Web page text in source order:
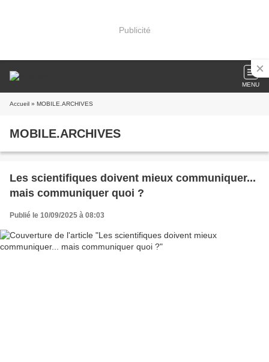
Publicité
MENU
Accueil » MOBILE.ARCHIVES
MOBILE.ARCHIVES
Les scientifiques doivent mieux communiquer...
mais communiquer quoi ?
Publié le 10/09/2025 à 08:03